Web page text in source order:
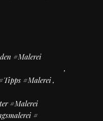
#Malerei
#Malerei
#Malerei
#